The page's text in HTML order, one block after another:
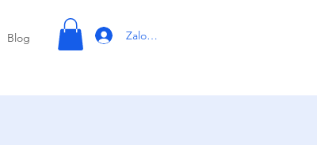
Blog Zaloguj się